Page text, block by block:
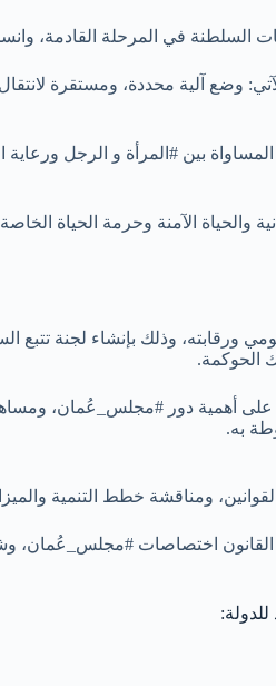
نظام أساسي جديد للدولة الآتي: وضع آلية
بين #المرأة و الرجل
والحياة الآمنة وحرمة الحياة
وذلك بإنشاء لجنة تتبع
الحوكمة.
على أهمية دور #مجلس_عُمان،
به.
ومناقشة خطط التنمية
اليوم بالمرسوم السلطاني رقم 7 لعام 2021،